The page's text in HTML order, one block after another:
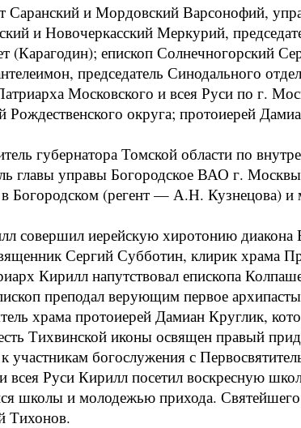
Саранский и Мордовский Варсонофий,
и Новочеркасский Меркурий,
епископ Солнечногорский
председатель Синодального
Московского и всея Руси по г.
округа; протоиерей
губернатора Томской области по
главы управы Богородское ВАО г.
Богородском (регент — А.Н. Кузнецова)
совершил иерейскую хиротонию
Сергий Субботин, клирик храма
Кирилл напутствовал епископа
преподал верующим первое
храма протоиерей Дамиан Круглик,
Тихвинской иконы освящен правый
участникам богослужения с
Руси Кирилл посетил воскресную
школы и молодежью прихода.
Тихонов.